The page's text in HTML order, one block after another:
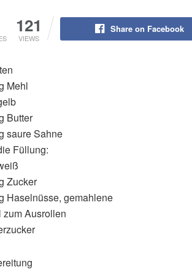
121
VIEWS
Share on Facebook
Mehl
Butter
saure Sahne
Füllung:
Zucker
Haselnüsse, gemahlene
zum Ausrollen